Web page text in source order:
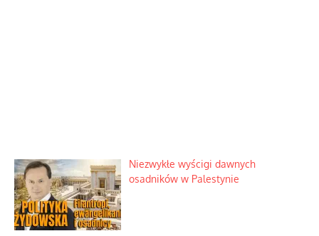
Niezwykłe wyścigi dawnych
osadników w Palestynie